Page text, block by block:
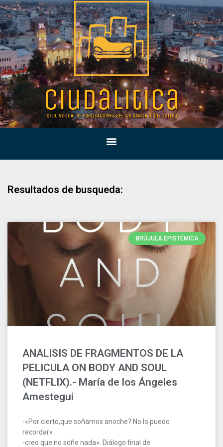
Resultados de busqueda:
BRÚJULA EPISTÉMICA
ANALISIS DE FRAGMENTOS DE LA
PELICULA ON BODY AND SOUL
(NETFLIX).- María de los Ángeles
Amestegui
-«Por cierto,que soñamos anoche? No lo puedo
recordar»
-creo que no soñe nada». Diálogo final de